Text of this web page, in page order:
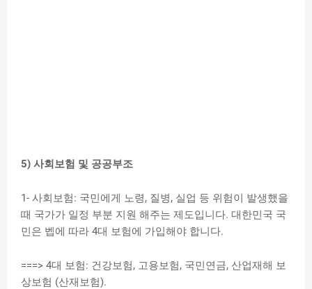
5) 사회보험 및 공공부조
1- 사회보험: 국민에게 노령, 질병, 실업 등 위험이 발생했을
때 국가가 일정 부분 지원 해주는 제도입니다. 대한민국 국
민은 벱에 따라 4대 보험에 가입해야 합니다.
===> 4대 보험: 건강보험, 고용보험, 국민연금, 산업재해 보
상보험 (산재보험).